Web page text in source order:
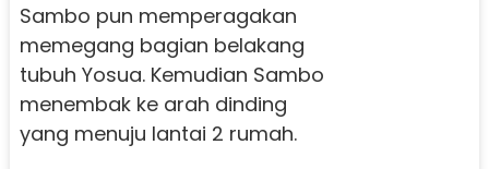
Sambo pun memperagakan
memegang bagian belakang
tubuh Yosua. Kemudian Sambo
menembak ke arah dinding
yang menuju lantai 2 rumah.